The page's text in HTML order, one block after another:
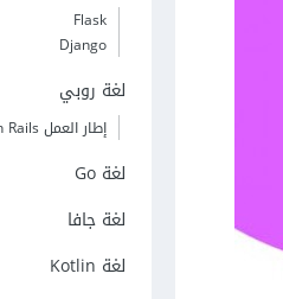
Flask
Django
لغة روبي
إطار العمل Ruby on Rails
لغة Go
لغة جافا
لغة Kotlin